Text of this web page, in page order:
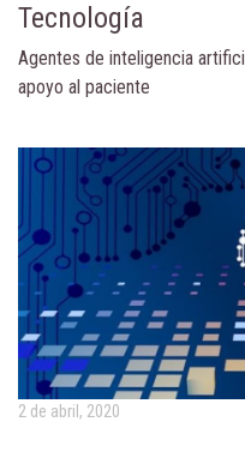
Tecnología
Agentes de inteligencia
apoyo al paciente
2 de abril, 2020